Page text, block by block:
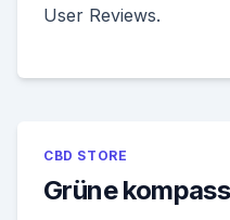
User Reviews.
CBD STORE
Grüne